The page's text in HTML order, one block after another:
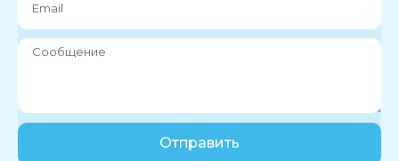
Отправить